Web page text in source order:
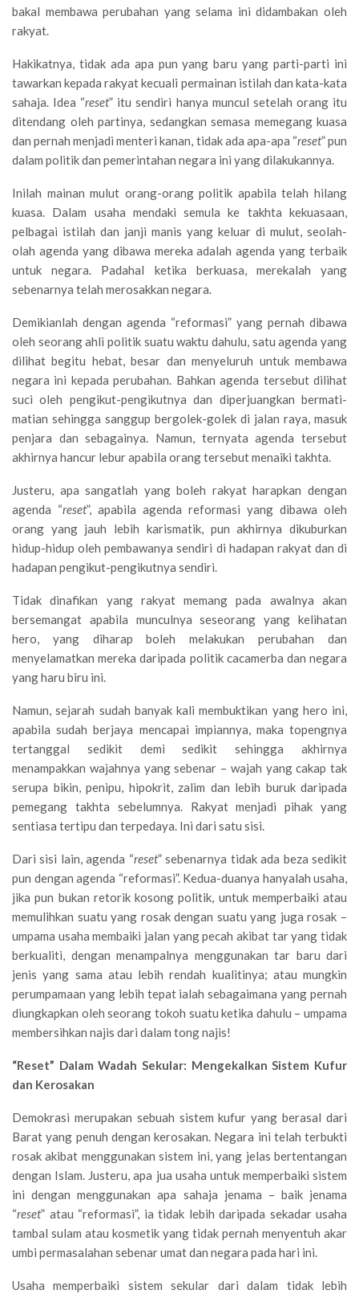
bakal membawa perubahan yang selama ini didambakan oleh
rakyat.
Hakikatnya, tidak ada apa pun yang baru yang parti-parti ini
tawarkan kepada rakyat kecuali permainan istilah dan kata-kata
sahaja. Idea “reset” itu sendiri hanya muncul setelah orang itu
ditendang oleh partinya, sedangkan semasa memegang kuasa
dan pernah menjadi menteri kanan, tidak ada apa-apa “reset” pun
dalam politik dan pemerintahan negara ini yang dilakukannya.
Inilah mainan mulut orang-orang politik apabila telah hilang
kuasa. Dalam usaha mendaki semula ke takhta kekuasaan,
pelbagai istilah dan janji manis yang keluar di mulut, seolah-
olah agenda yang dibawa mereka adalah agenda yang terbaik
untuk negara. Padahal ketika berkuasa, merekalah yang
sebenarnya telah merosakkan negara.
Demikianlah dengan agenda “reformasi” yang pernah dibawa
oleh seorang ahli politik suatu waktu dahulu, satu agenda yang
dilihat begitu hebat, besar dan menyeluruh untuk membawa
negara ini kepada perubahan. Bahkan agenda tersebut dilihat
suci oleh pengikut-pengikutnya dan diperjuangkan bermati-
matian sehingga sanggup bergolek-golek di jalan raya, masuk
penjara dan sebagainya. Namun, ternyata agenda tersebut
akhirnya hancur lebur apabila orang tersebut menaiki takhta.
Justeru, apa sangatlah yang boleh rakyat harapkan dengan
agenda “reset”, apabila agenda reformasi yang dibawa oleh
orang yang jauh lebih karismatik, pun akhirnya dikuburkan
hidup-hidup oleh pembawanya sendiri di hadapan rakyat dan di
hadapan pengikut-pengikutnya sendiri.
Tidak dinafikan yang rakyat memang pada awalnya akan
bersemangat apabila munculnya seseorang yang kelihatan
hero, yang diharap boleh melakukan perubahan dan
menyelamatkan mereka daripada politik cacamerba dan negara
yang haru biru ini.
Namun, sejarah sudah banyak kali membuktikan yang hero ini,
apabila sudah berjaya mencapai impiannya, maka topengnya
tertanggal sedikit demi sedikit sehingga akhirnya
menampakkan wajahnya yang sebenar – wajah yang cakap tak
serupa bikin, penipu, hipokrit, zalim dan lebih buruk daripada
pemegang takhta sebelumnya. Rakyat menjadi pihak yang
sentiasa tertipu dan terpedaya. Ini dari satu sisi.
Dari sisi lain, agenda “reset” sebenarnya tidak ada beza sedikit
pun dengan agenda “reformasi”. Kedua-duanya hanyalah usaha,
jika pun bukan retorik kosong politik, untuk memperbaiki atau
memulihkan suatu yang rosak dengan suatu yang juga rosak –
umpama usaha membaiki jalan yang pecah akibat tar yang tidak
berkualiti, dengan menampalnya menggunakan tar baru dari
jenis yang sama atau lebih rendah kualitinya; atau mungkin
perumpamaan yang lebih tepat ialah sebagaimana yang pernah
diungkapkan oleh seorang tokoh suatu ketika dahulu – umpama
membersihkan najis dari dalam tong najis!
“Reset” Dalam Wadah Sekular: Mengekalkan Sistem Kufur
dan Kerosakan
Demokrasi merupakan sebuah sistem kufur yang berasal dari
Barat yang penuh dengan kerosakan. Negara ini telah terbukti
rosak akibat menggunakan sistem ini, yang jelas bertentangan
dengan Islam. Justeru, apa jua usaha untuk memperbaiki sistem
ini dengan menggunakan apa sahaja jenama – baik jenama
“reset” atau “reformasi”, ia tidak lebih daripada sekadar usaha
tambal sulam atau kosmetik yang tidak pernah menyentuh akar
umbi permasalahan sebenar umat dan negara pada hari ini.
Usaha memperbaiki sistem sekular dari dalam tidak lebih